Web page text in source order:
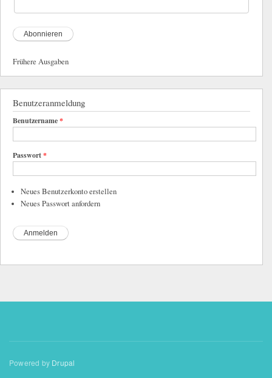
Frühere Ausgaben
Benutzeranmeldung
Benutzername*
Passwort*
Neues Benutzerkonto erstellen
Neues Passwort anfordern
Powered by Drupal